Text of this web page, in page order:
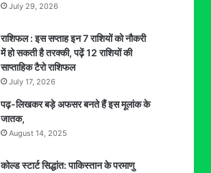
July 29, 2026
राशिफल : इस सप्ताह इन 7 राशियों को नौकरी
में हो सकती है तरक्की, पढ़ें 12 राशियों की
साप्ताहिक टैरो राशिफल
July 17, 2026
पढ़-लिखकर बड़े अफसर बनते हैं इस मूलांक के
जातक,
August 14, 2025
कोल्ड स्टार्ट सिद्धांत: पाकिस्तान के परमाणु